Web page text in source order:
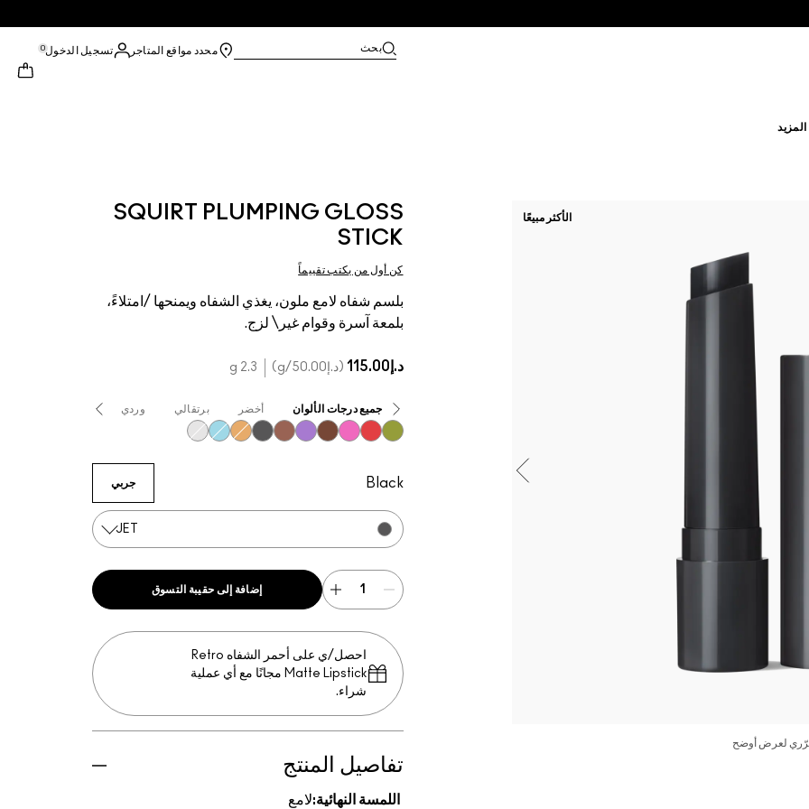
بحث محدد مواقع المتاجر تسجيل الدخول0
SQUIRT PLUMPING GLOSS
STICK
كن أول من يكتب تقييماً
بلسم شفاه لامع ملون، يغذي الشفاه ويمنحها /امتلاءً،
بلمعة آسرة وقوام غير\ لزج.
الأكثر مبيعًا
لعرض أوضح
د.إ115.00 د.إ50.00 /g
2.3 g
جميع درجات الألوان أخضر برتقالي وردي
Black جربي
JET
إضافة إلى حقيبة التسوق
احصل/ي على أحمر الشفاه Retro
Matte Lipstick مجانًا مع أي عملية
شراء.
تفاصيل المنتج
اللمسة النهائية:لامع